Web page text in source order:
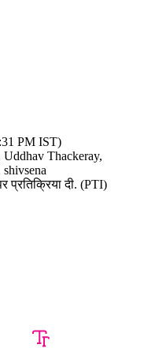
PM IST)
दी. (PTI)